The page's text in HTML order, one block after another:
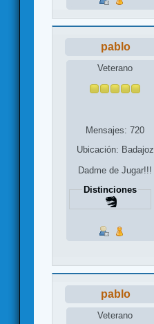
pablo
Veterano
Mensajes: 720
Ubicación: Badajoz
Dadme de Jugar!!!
Distinciones
pablo
Veterano